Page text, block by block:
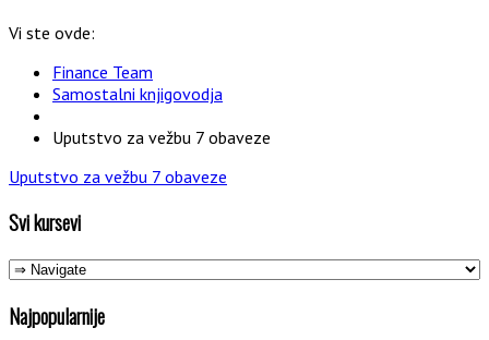
Vi ste ovde:
Finance Team
Samostalni knjigovodja
Uputstvo za vežbu 7 obaveze
Uputstvo za vežbu 7 obaveze
Svi kursevi
Najpopularnije